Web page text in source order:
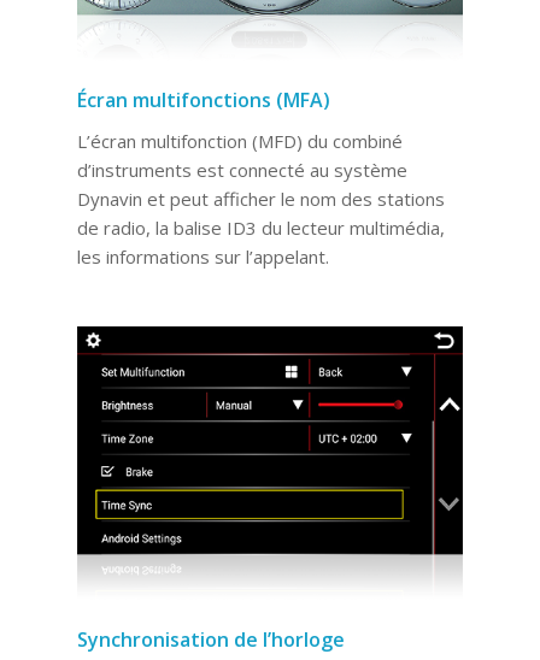
Écran multifonctions (MFA)
L’écran multifonction (MFD) du combiné
d’instruments est connecté au système
Dynavin et peut afficher le nom des stations
de radio, la balise ID3 du lecteur multimédia,
les informations sur l’appelant.
Synchronisation de l’horloge